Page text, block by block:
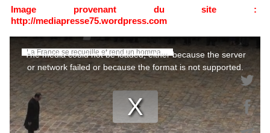
Image provenant du site :
http://mediapresse75.wordpress.com